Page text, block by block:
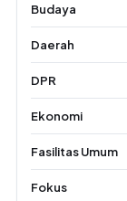
Budaya
Daerah
DPR
Ekonomi
Fasilitas Umum
Fokus